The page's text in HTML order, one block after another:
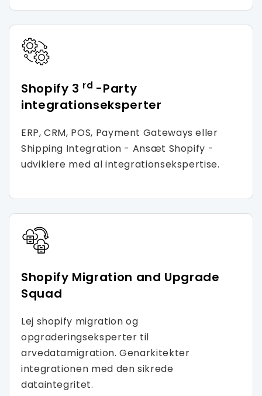
Shopify 3 rd -Party
integrationseksperter
ERP, CRM, POS, Payment Gateways eller
Shipping Integration - Ansæt Shopify -
udviklere med al integrationsekspertise.
Shopify Migration and Upgrade
Squad
Lej shopify migration og
opgraderingseksperter til
arvedatamigration. Genarkitekter
integrationen med den sikrede
dataintegritet.